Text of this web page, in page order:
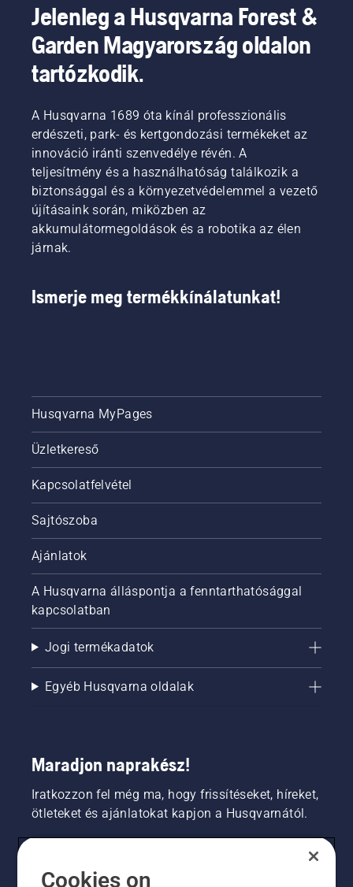
Jelenleg a Husqvarna Forest &
Garden Magyarország oldalon
tartózkodik.
A Husqvarna 1689 óta kínál professzionális
erdészeti, park- és kertgondozási termékeket az
innováció iránti szenvedélye révén. A
teljesítmény és a használhatóság találkozik a
biztonsággal és a környezetvédelemmel a vezető
újításaink során, miközben az
akkumulátormegoldások és a robotika az élen
járnak.
Ismerje meg termékkínálatunkat!
Husqvarna MyPages
Üzletkereső
Kapcsolatfelvétel
Sajtószoba
Ajánlatok
A Husqvarna álláspontja a fenntarthatósággal
kapcsolatban
Jogi termékadatok
Egyéb Husqvarna oldalak
Maradjon naprakész!
Iratkozzon fel még ma, hogy frissítéseket, híreket,
ötleteket és ajánlatokat kapjon a Husqvarnától.
Cookies on